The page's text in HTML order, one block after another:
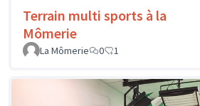
Terrain multi sports à la
Mômerie
La Mômerie
0 1